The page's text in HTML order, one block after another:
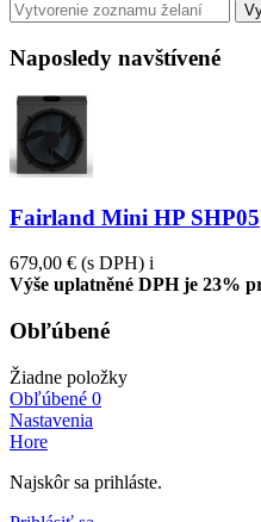
Naposledy navštívené
Fairland Mini HP SHP05
679,00 € (s DPH) i
Výše uplatněné DPH je 23%
Obľúbené
Žiadne položky
Obľúbené 0
Nastavenia
Hore
Najskôr sa prihláste.